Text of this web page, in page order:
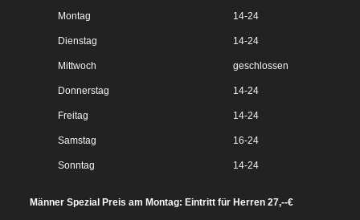
Montag
Dienstag
Mittwoch
Donnerstag
Freitag
Samstag
Sonntag
14-24
14-24
geschlossen
14-24
14-24
16-24
14-24
Männer Spezial Preis am Montag: Eintritt für Herren 27,--€